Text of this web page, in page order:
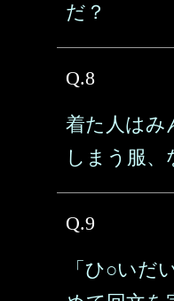
だ？
Q.8
着た人はみ
しまう服、
Q.9
「ひ○い